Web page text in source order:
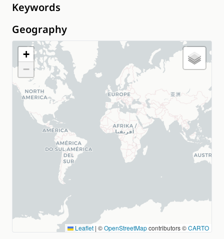
Keywords
Geography
+
−
Leaflet | ©OpenStreetMapcontributors ©CARTO